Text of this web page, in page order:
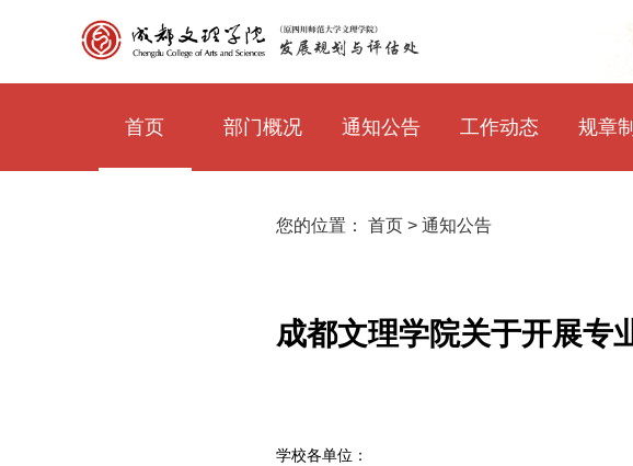
首页 部门概况 通知公告 工作动态 规章
您的位置： 首页 > 通知公告
成都文理学院关于开展专
学校各单位：